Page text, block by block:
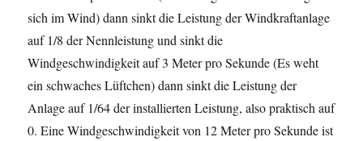
sich im Wind) dann sinkt die Leistung der Windkraftanlage
auf 1/8 der Nennleistung und sinkt die
Windgeschwindigkeit auf 3 Meter pro Sekunde (Es weht
ein schwaches Lüftchen) dann sinkt die Leistung der
Anlage auf 1/64 der installierten Leistung, also praktisch auf
0. Eine Windgeschwindigkeit von 12 Meter pro Sekunde ist